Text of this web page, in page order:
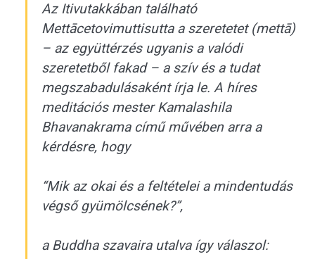
Az Itivutakkában található
Mettācetovimuttisutta a szeretetet (mettā)
– az együttérzés ugyanis a valódi
szeretetből fakad – a szív és a tudat
megszabadulásaként írja le. A híres
meditációs mester Kamalashila
Bhavanakrama című művében arra a
kérdésre, hogy
“Mik az okai és a feltételei a mindentudás
végső gyümölcsének?”,
a Buddha szavaira utalva így válaszol: